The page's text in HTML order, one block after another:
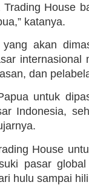
House
katanya.
akan
internasional
dan
untuk
Indonesia,
House
pasar
hulu sampai